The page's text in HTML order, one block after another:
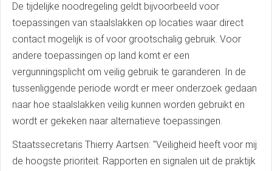
De tijdelijke noodregeling geldt bijvoorbeeld voor
toepassingen van staalslakken op locaties waar direct
contact mogelijk is of voor grootschalig gebruik. Voor
andere toepassingen op land komt er een
vergunningsplicht om veilig gebruik te garanderen. In de
tussenliggende periode wordt er meer onderzoek gedaan
naar hoe staalslakken veilig kunnen worden gebruikt en
wordt er gekeken naar alternatieve toepassingen.
Staatssecretaris Thierry Aartsen: "Veiligheid heeft voor mij
de hoogste prioriteit. Rapporten en signalen uit de praktijk